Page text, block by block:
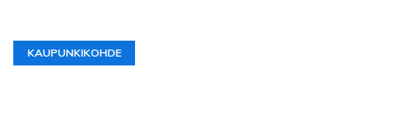
KAUPUNKIKOHDE